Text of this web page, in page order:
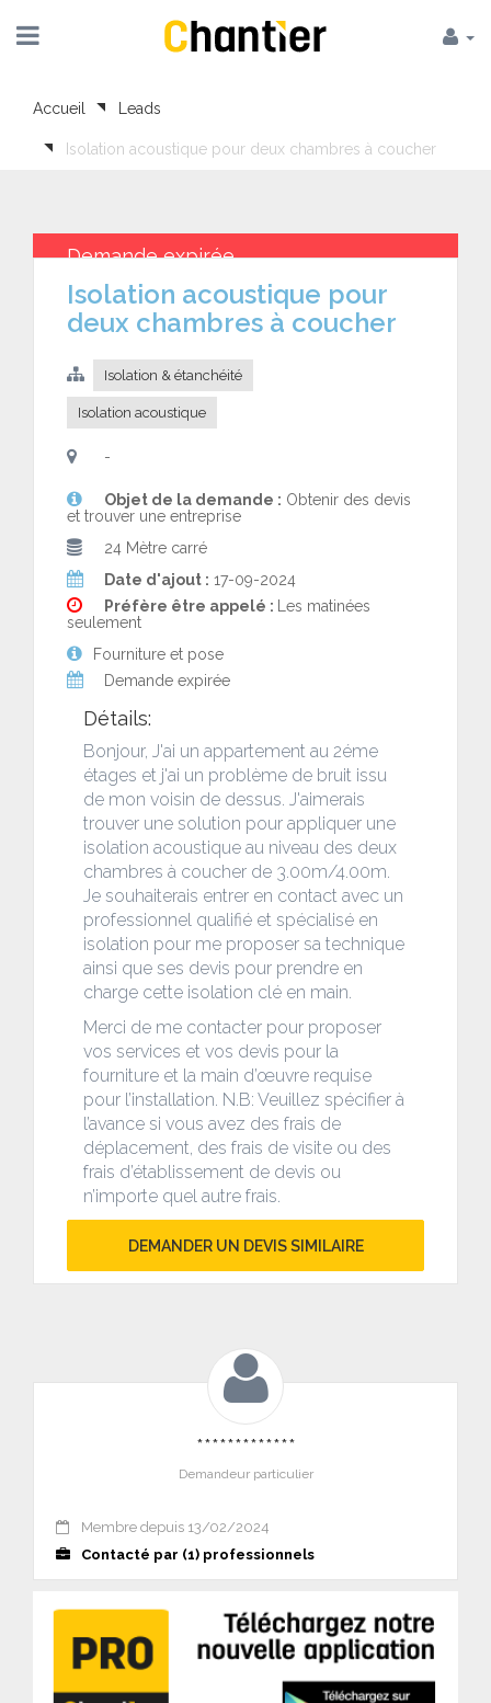
Accueil Leads
Isolation acoustique pour deux chambres à coucher
Demande expirée
Isolation acoustique pour
deux chambres à coucher
Isolation & étanchéité
Isolation acoustique
-
Objet de la demande : Obtenir des devis
et trouver une entreprise
24 Mètre carré
Date d'ajout : 17-09-2024
Préfère être appelé : Les matinées
seulement
Fourniture et pose
Demande expirée
Détails:
Bonjour, J'ai un appartement au 2éme
étages et j'ai un problème de bruit issu
de mon voisin de dessus. J'aimerais
trouver une solution pour appliquer une
isolation acoustique au niveau des deux
chambres à coucher de 3.00m/4.00m.
Je souhaiterais entrer en contact avec un
professionnel qualifié et spécialisé en
isolation pour me proposer sa technique
ainsi que ses devis pour prendre en
charge cette isolation clé en main.
Merci de me contacter pour proposer
vos services et vos devis pour la
fourniture et la main d’œuvre requise
pour l’installation. N.B: Veuillez spécifier à
l’avance si vous avez des frais de
déplacement, des frais de visite ou des
frais d’établissement de devis ou
n’importe quel autre frais.
DEMANDER UN DEVIS SIMILAIRE
*************
Demandeur particulier
Membre depuis 13/02/2024
Contacté par (1) professionnels